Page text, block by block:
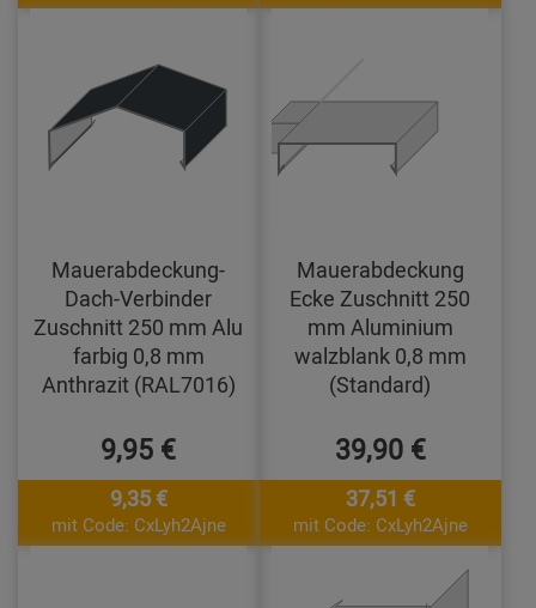
Mauerabdeckung-
Dach-Verbinder
Zuschnitt 250 mm Alu
farbig 0,8 mm
Anthrazit (RAL7016)
9,95 €
9,35 €
mit Code: CxLyh2Ajne
Mauerabdeckung
Ecke Zuschnitt 250
mm Aluminium
walzblank 0,8 mm
(Standard)
39,90 €
37,51 €
mit Code: CxLyh2Ajne